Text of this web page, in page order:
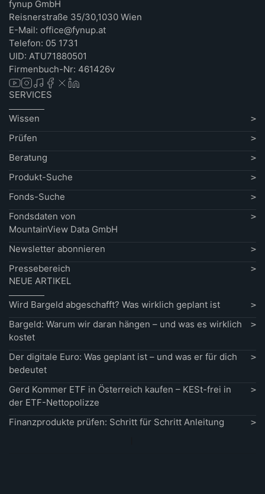
fynup GmbH
Reisnerstraße 35/30,1030 Wien
E-Mail: office@fynup.at
Telefon: 05 1731
UID: ATU71880501
Firmenbuch-Nr: 461426v
SERVICES
Wissen
Prüfen
Beratung
Produkt-Suche
Fonds-Suche
Fondsdaten von
MountainView Data GmbH
Newsletter abonnieren
Pressebereich
NEUE ARTIKEL
Wird Bargeld abgeschafft? Was wirklich geplant ist
Bargeld: Warum wir daran hängen – und was es wirklich
kostet
Der digitale Euro: Was geplant ist – und was er für dich
bedeutet
Gerd Kommer ETF in Österreich kaufen – KESt-frei in
der ETF-Nettopolizze
Finanzprodukte prüfen: Schritt für Schritt Anleitung